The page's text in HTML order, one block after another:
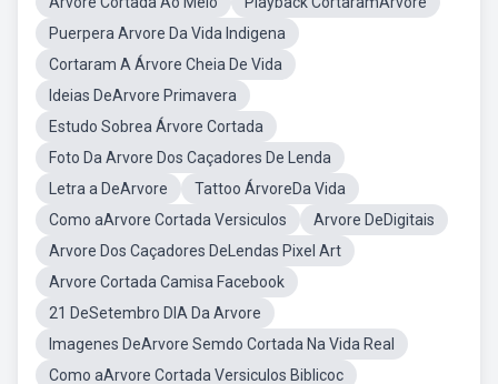
Puerpera Arvore Da Vida Indigena
Cortaram A Árvore Cheia De Vida
Ideias DeArvore Primavera
Estudo Sobrea Árvore Cortada
Foto Da Arvore Dos Caçadores De Lenda
Letra a DeArvore
Tattoo ÁrvoreDa Vida
Como aArvore Cortada Versiculos
Arvore DeDigitais
Arvore Dos Caçadores DeLendas Pixel Art
Arvore Cortada Camisa Facebook
21 DeSetembro DIA Da Arvore
Imagenes DeArvore Semdo Cortada Na Vida Real
Como aArvore Cortada Versiculos Biblicoc